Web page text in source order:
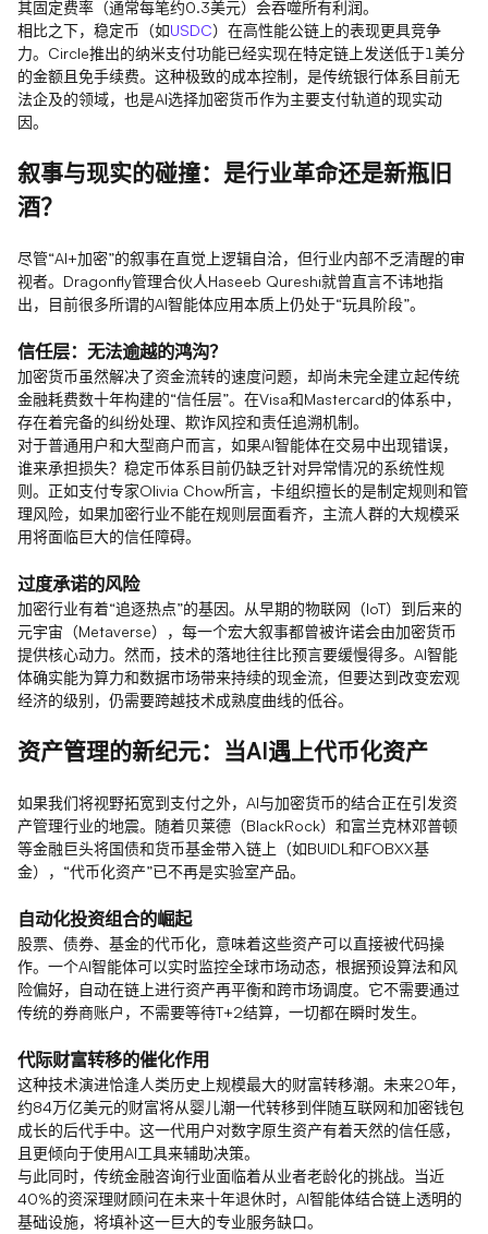
其固定费率（通常每笔约0.3美元）会吞噬所有利润。
相比之下，稳定币（如USDC）在高性能公链上的表现更具竞争
力。Circle推出的纳米支付功能已经实现在特定链上发送低于1美分
的金额且免手续费。这种极致的成本控制，是传统银行体系目前无
法企及的领域，也是AI选择加密货币作为主要支付轨道的现实动
因。
叙事与现实的碰撞：是行业革命还是新瓶旧
酒？
尽管“AI+加密”的叙事在直觉上逻辑自洽，但行业内部不乏清醒的审
视者。Dragonfly管理合伙人Haseeb Qureshi就曾直言不讳地指
出，目前很多所谓的AI智能体应用本质上仍处于“玩具阶段”。
信任层：无法逾越的鸿沟？
加密货币虽然解决了资金流转的速度问题，却尚未完全建立起传统
金融耗费数十年构建的“信任层”。在Visa和Mastercard的体系中，
存在着完备的纠纷处理、欺诈风控和责任追溯机制。
对于普通用户和大型商户而言，如果AI智能体在交易中出现错误，
谁来承担损失？稳定币体系目前仍缺乏针对异常情况的系统性规
则。正如支付专家Olivia Chow所言，卡组织擅长的是制定规则和管
理风险，如果加密行业不能在规则层面看齐，主流人群的大规模采
用将面临巨大的信任障碍。
过度承诺的风险
加密行业有着“追逐热点”的基因。从早期的物联网（IoT）到后来的
元宇宙（Metaverse），每一个宏大叙事都曾被许诺会由加密货币
提供核心动力。然而，技术的落地往往比预言要缓慢得多。AI智能
体确实能为算力和数据市场带来持续的现金流，但要达到改变宏观
经济的级别，仍需要跨越技术成熟度曲线的低谷。
资产管理的新纪元：当AI遇上代币化资产
如果我们将视野拓宽到支付之外，AI与加密货币的结合正在引发资
产管理行业的地震。随着贝莱德（BlackRock）和富兰克林邓普顿
等金融巨头将国债和货币基金带入链上（如BUIDL和FOBXX基
金），“代币化资产”已不再是实验室产品。
自动化投资组合的崛起
股票、债券、基金的代币化，意味着这些资产可以直接被代码操
作。一个AI智能体可以实时监控全球市场动态，根据预设算法和风
险偏好，自动在链上进行资产再平衡和跨市场调度。它不需要通过
传统的券商账户，不需要等待T+2结算，一切都在瞬时发生。
代际财富转移的催化作用
这种技术演进恰逢人类历史上规模最大的财富转移潮。未来20年，
约84万亿美元的财富将从婴儿潮一代转移到伴随互联网和加密钱包
成长的后代手中。这一代用户对数字原生资产有着天然的信任感，
且更倾向于使用AI工具来辅助决策。
与此同时，传统金融咨询行业面临着从业者老龄化的挑战。当近
40%的资深理财顾问在未来十年退休时，AI智能体结合链上透明的
基础设施，将填补这一巨大的专业服务缺口。